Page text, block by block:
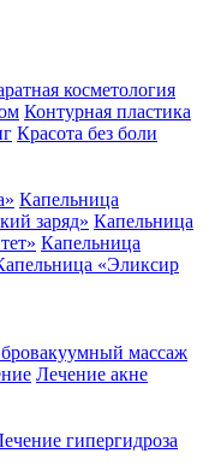
косметология
Контурная пластика
Красота без боли
Капельница
заряд» Капельница
Капельница
«Эликсир
массаж
Лечение акне
гипергидроза